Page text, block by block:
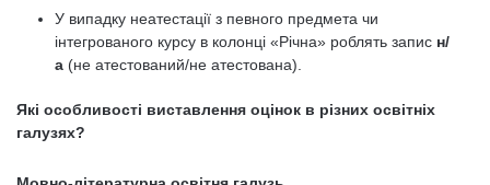
У випадку неатестації з певного предмета чи
інтегрованого курсу в колонці «Річна» роблять запис н/
а (не атестований/не атестована).
Які особливості виставлення оцінок в різних освітніх
галузях?